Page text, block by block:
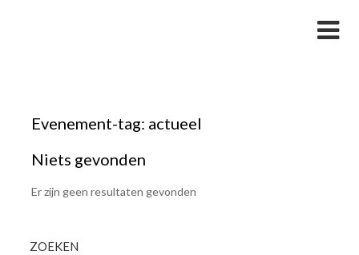
Evenement-tag: actueel
Niets gevonden
Er zijn geen resultaten gevonden
ZOEKEN